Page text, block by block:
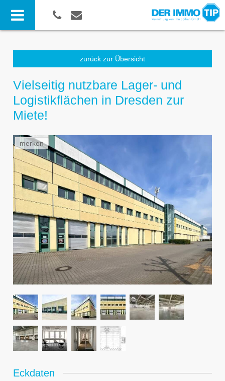
zurück zur Übersicht
Vielseitig nutzbare Lager- und
Logistikflächen in Dresden zur
Miete!
merken
Eckdaten